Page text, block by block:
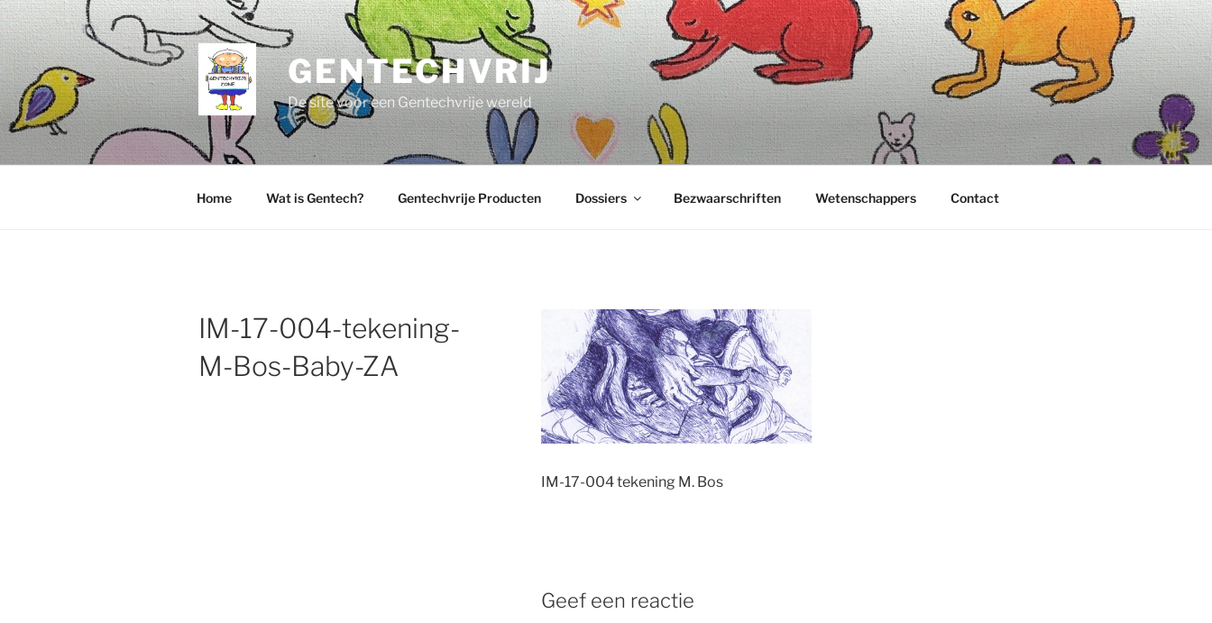
Ga
naar
de
inhoud
GENTECHVRIJ
De site voor een Gentechvrije wereld
Home Wat is Gentech? Gentechvrije Producten Dossiers Bezwaarschriften Wetenschappers Contact
IM-17-004-tekening-
M-Bos-Baby-ZA
IM-17-004 tekening M. Bos
Geef een reactie